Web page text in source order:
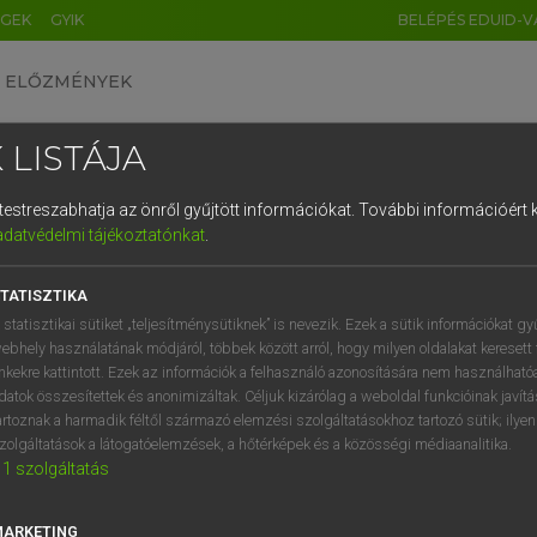
GYIK BELÉPÉS EDUID-
ELŐZMÉNYEK
szótár
VAN ELŐFIZETÉSED?
megtekintéséhez.
LISTÁJA
az önről gyűjtött információkat. További információért
tájékoztatónkat.
statisztikai sütiket „teljesítménysütiknek” is nevezik. Ezek a sütik információkat
használatának módjáról, többek között arról, hogy milyen oldalakat keresett
kattintott. Ezek az információk a felhasználó azonosítására nem
összesítettek és anonimizáltak. Céljuk kizárólag a weboldal funkcióinak
a harmadik féltől származó elemzési szolgáltatásokhoz tartozó sütik;
a látogatóelemzések, a hőtérképek és a közösségi médiaanalitika.
1 szolgáltatás
DE CN FR ES IT NL
1 2 3 4 5 6 7 8 9
q w e r t z u i
a s d f g h j k l é
í y x c v b n m , .